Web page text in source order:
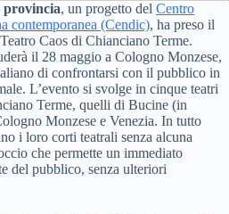
provincia, un progetto del Centro
contemporanea (Cendic), ha preso il
Caos di Chianciano Terme.
il 28 maggio a Cologno Monzese,
di confrontarsi con il pubblico in
L’evento si svolge in cinque teatri
Terme, quelli di Bucine (in
Monzese e Venezia. In tutto
i loro corti teatrali senza alcuna
che permette un immediato
del pubblico, senza ulteriori